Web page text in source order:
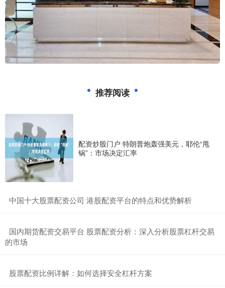
推荐阅读
配资炒股门户 特朗普炮轰强美元，耶伦“甩
锅”：市场决定汇率
​中国十大股票配资公司 港股配资平台的特点和优势解析
​国内期货配资交易平台 股票配资分析：深入分析股票杠杆交易
的市场
​股票配资比例详解：如何选择安全杠杆方案